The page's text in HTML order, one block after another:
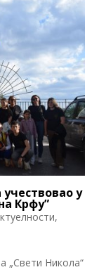
у
Крфу”
,
„Свети Никола“